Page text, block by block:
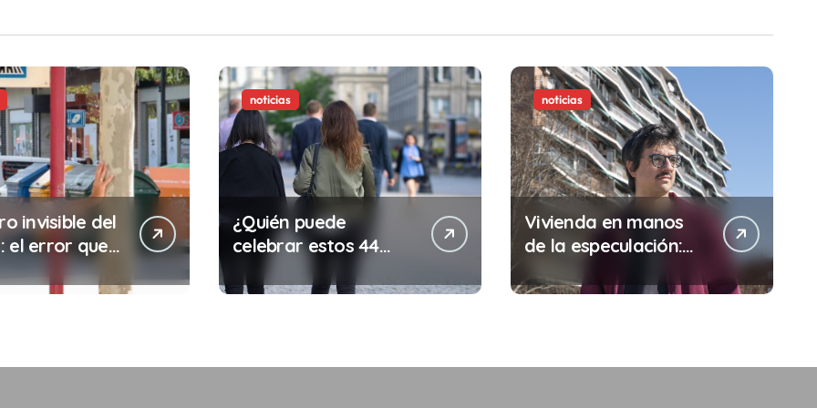
invisible del
el error que
cada 30
en tu trabajo
noticias
¿Quién puede
celebrar estos 44
noticias
Vivienda en manos
de la especulación:
no te da para vivir